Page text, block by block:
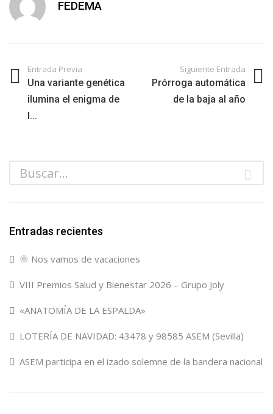
FEDEMA
Entrada Previa
Una variante genética
ilumina el enigma de
l...
Siguiente Entrada
Prórroga automática
de la baja al año
Entradas recientes
🌞 Nos vamos de vacaciones
VIII Premios Salud y Bienestar 2026 – Grupo Joly
«ANATOMÍA DE LA ESPALDA»
LOTERÍA DE NAVIDAD: 43478 y 98585 ASEM (Sevilla)
ASEM participa en el izado solemne de la bandera nacional